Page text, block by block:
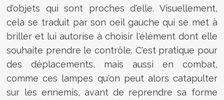
d'objets qui sont proches d'elle. Visuellement,
cela se traduit par son oeil gauche qui se met à
briller et lui autorise à choisir l'élément dont elle
souhaite prendre le contrôle. C'est pratique pour
des déplacements, mais aussi en combat,
comme ces lampes qu'on peut alors catapulter
sur les ennemis, avant de reprendre sa forme